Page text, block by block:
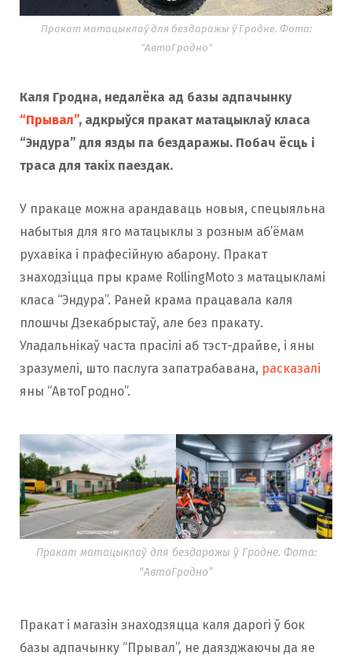
Пракат матацыклаў для бездаражы ў Гродне. Фота:
"АвтоГродно"
Каля Гродна, недалёка ад базы адпачынку
“Прывал”, адкрыўся пракат матацыклаў класа
“Эндура” для язды па бездаражы. Побач ёсць і
траса для такіх паездак.
У пракаце можна арандаваць новыя, спецыяльна
набытыя для яго матацыклы з розным аб’ёмам
рухавіка і прафесійную абарону. Пракат
знаходзіцца пры краме RollingMoto з матацыкламі
класа “Эндура”. Раней крама працавала каля
плошчы Дзекабрыстаў, але без пракату.
Уладальнікаў часта прасілі аб тэст-драйве, і яны
зразумелі, што паслуга запатрабавана, расказалі
яны “АвтоГродно”.
Пракат матацыклаў для бездаражы ў Гродне. Фота:
“АвтоГродно”
Пракат і магазін знаходзяцца каля дарогі ў бок
базы адпачынку “Прывал”, не даязджаючы да яе